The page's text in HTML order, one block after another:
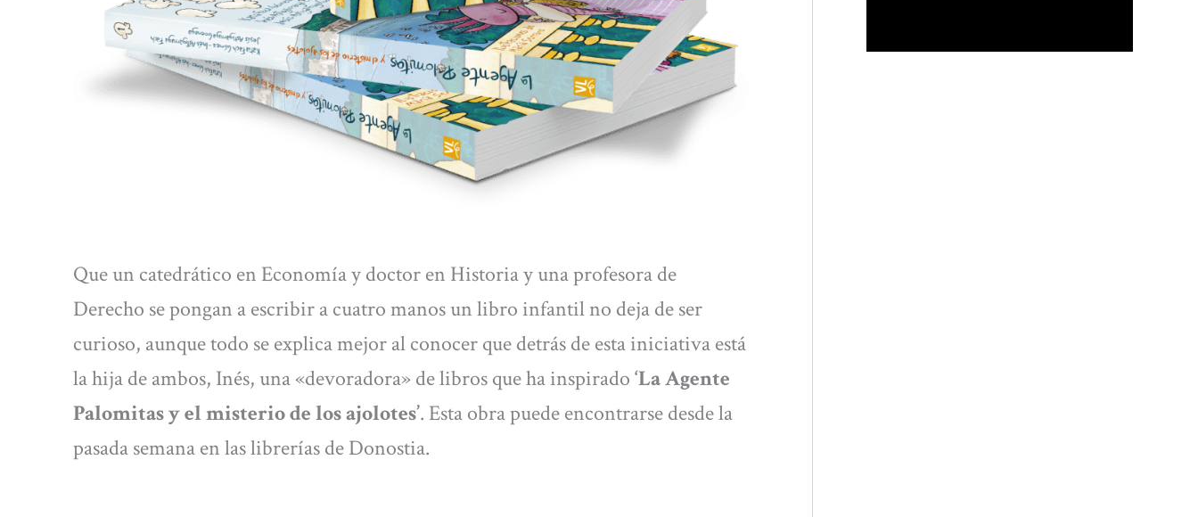
Que un catedrático en Economía y doctor en Historia y una profesora de
Derecho se pongan a escribir a cuatro manos un libro infantil no deja de ser
curioso, aunque todo se explica mejor al conocer que detrás de esta iniciativa está
la hija de ambos, Inés, una «devoradora» de libros que ha inspirado‘La Agente
Palomitas y el misterio de los ajolotes’. Esta obra puede encontrarse desde la
pasada semana en las librerías de Donostia.